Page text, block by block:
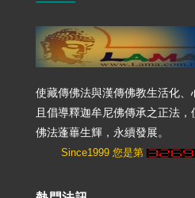
使藏傳佛法與漢傳佛教生活化
且倡導釋迦牟尼佛傳承之正法，
佛法蓬蓽生輝，永續發展。
Since1999 您是第